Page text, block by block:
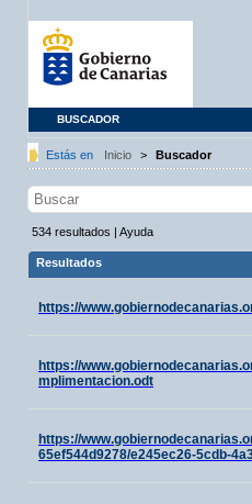
BUSCADOR
Estás en Inicio > Buscador
534 resultados | Ayuda
Resultados
https://
https://
mplimentacion.odt
https://
65ef544d9278/e245ec26-5cdb-